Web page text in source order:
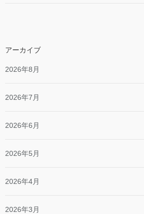
アーカイブ
2026年8月
2026年7月
2026年6月
2026年5月
2026年4月
2026年3月